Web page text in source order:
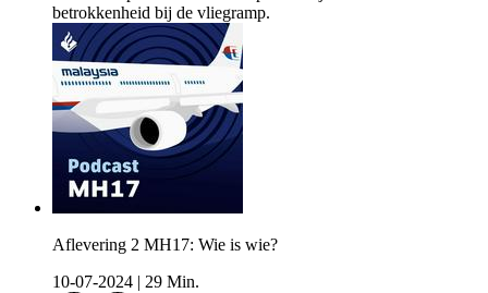
betrokkenheid bij de vliegramp.
Aflevering 2 MH17: Wie is wie?
10-07-2024
29 Min.